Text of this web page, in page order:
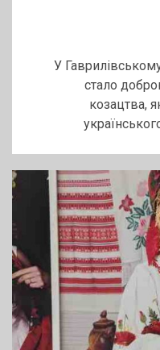
У
стало
козацтва,